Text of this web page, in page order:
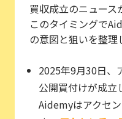
買収成立のニュー
このタイミングで
の意図と狙いを整理
2025年9月30日、
公開買付けが成立
Aidemyはアクセ